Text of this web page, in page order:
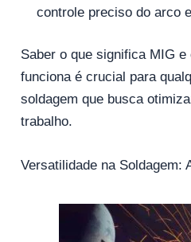
controle preciso do arco
Saber o que significa MIG
funciona é crucial para
soldagem que busca
trabalho.
Versatilidade na Soldagem: